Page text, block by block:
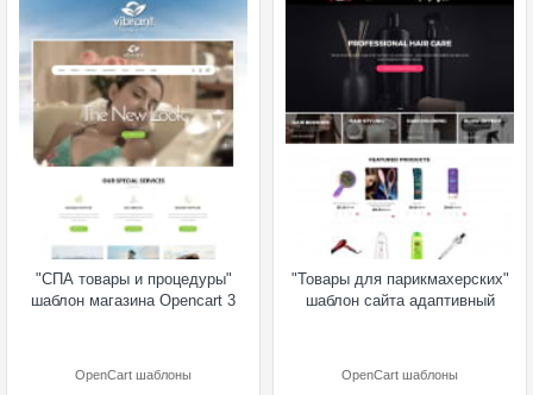
"СПА товары и процедуры"
шаблон магазина Opencart 3
OpenCart шаблоны
"Товары для парикмахерских"
шаблон сайта адаптивный
OpenCart шаблоны